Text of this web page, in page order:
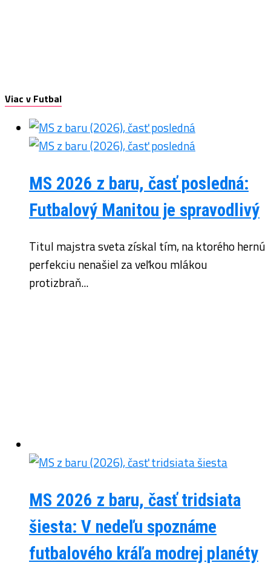
Viac v Futbal
MS 2026 z baru, časť posledná:
Futbalový Manitou je spravodlivý
Titul majstra sveta získal tím, na ktorého hernú
perfekciu nenašiel za veľkou mlákou
protizbraň...
MS 2026 z baru, časť tridsiata
šiesta: V nedeľu spoznáme
futbalového kráľa modrej planéty